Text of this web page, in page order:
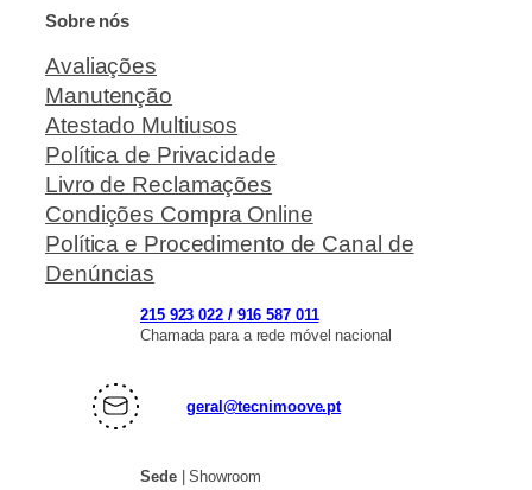
Sobre nós
Avaliações
Manutenção
Atestado Multiusos
Política de Privacidade
Livro de Reclamações
Condições Compra Online
Política e Procedimento de Canal de
Denúncias
215 923 022 / 916 587 011
Chamada para a rede móvel nacional
geral@tecnimoove.pt
Sede| Showroom